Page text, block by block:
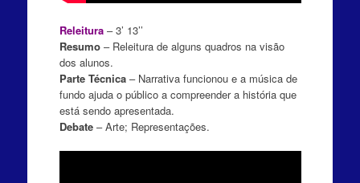
Releitura– 3’ 13’’
Resumo– Releitura de alguns quadros na visão
dos alunos.
Parte Técnica– Narrativa funcionou e a música de
fundo ajuda o público a compreender a história que
está sendo apresentada.
Debate– Arte; Representações.